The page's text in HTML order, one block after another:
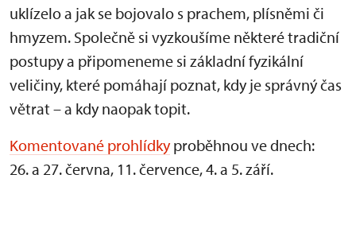
uklízelo a jak se bojovalo s prachem, plísněmi či
hmyzem. Společně si vyzkoušíme některé tradiční
postupy a připomeneme si základní fyzikální
veličiny, které pomáhají poznat, kdy je správný čas
větrat – a kdy naopak topit.
Komentované prohlídkyproběhnou ve dnech:
26. a 27. června, 11. července, 4. a 5. září.